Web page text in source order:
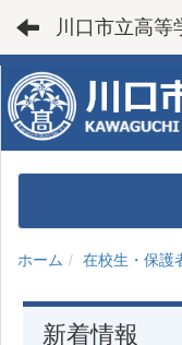
川口市立高等
ホーム 在校生・保護
新着情報